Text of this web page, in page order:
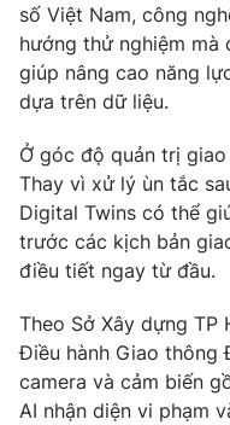
số Việt Nam, công
hướng thử nghiệm
giúp nâng cao năng
dựa trên dữ liệu.
Ở góc độ quản trị
Thay vì xử lý ùn tắc
Digital Twins có thể
trước các kịch bản
điều tiết ngay từ đầu.
Theo Sở Xây dựng TP
Điều hành Giao thông
camera và cảm biến
AI nhận diện vi phạm